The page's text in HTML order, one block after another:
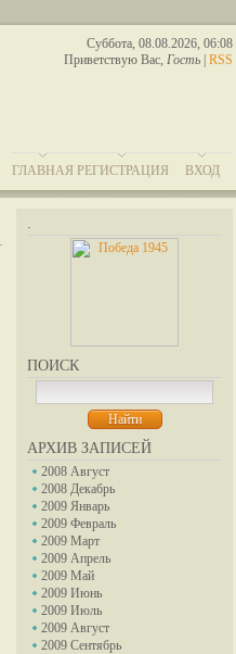
Суббота, 08.08.2026, 06:08
Приветствую Вас, Гость RSS
ГЛАВНАЯ РЕГИСТРАЦИЯ ВХОД
.
ПОИСК
АРХИВ ЗАПИСЕЙ
2008 Август
2008 Декабрь
2009 Январь
2009 Февраль
2009 Март
2009 Апрель
2009 Май
2009 Июнь
2009 Июль
2009 Август
2009 Сентябрь